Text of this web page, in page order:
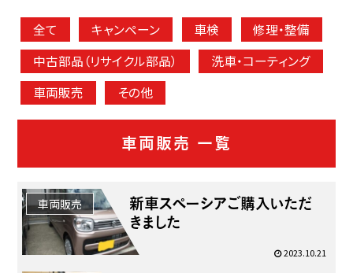
全て キャンペーン 車検
修理・整備
中古部品（リサイクル部品）
洗車・コーティング
車両販売
その他
車両販売 一覧
車両販売
新車スペーシアご購入いただ
きました
2023.10.21